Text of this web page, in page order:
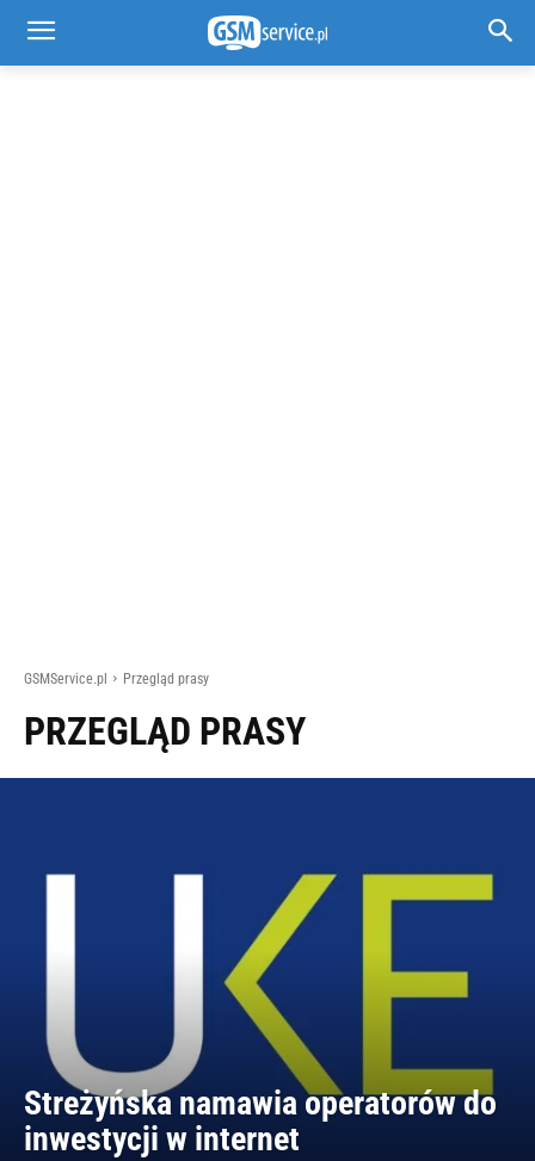
GSMService.pl Przegląd prasy
PRZEGLĄD PRASY
Streżyńska namawia operatorów do
inwestycji w internet